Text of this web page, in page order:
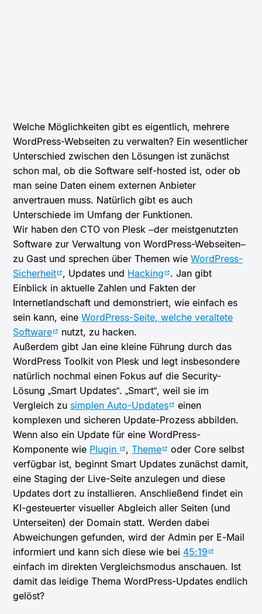
Welche Möglichkeiten gibt es eigentlich, mehrere
WordPress-Webseiten zu verwalten? Ein wesentlicher
Unterschied zwischen den Lösungen ist zunächst
schon mal, ob die Software self-hosted ist, oder ob
man seine Daten einem externen Anbieter
anvertrauen muss. Natürlich gibt es auch
Unterschiede im Umfang der Funktionen.
Wir haben den CTO von Plesk –der meistgenutzten
Software zur Verwaltung von WordPress-Webseiten–
zu Gast und sprechen über Themen wieWordPress-
Sicherheit , Updates und Hacking
. Jan gibt
Einblick in aktuelle Zahlen und Fakten der
Internetlandschaft und demonstriert, wie einfach es
sein kann, eineWordPress-Seite, welche veraltete
Software
nutzt, zu hacken.
Außerdem gibt Jan eine kleine Führung durch das
WordPress Toolkit von Plesk und legt insbesondere
natürlich nochmal einen Fokus auf die Security-
Lösung „Smart Updates“. „Smart“, weil sie im
Vergleich zu simplen Auto-Updates
einen
komplexen und sicheren Update-Prozess abbilden.
Wenn also ein Update für eine WordPress-
Komponente wie Plugin ,Theme
oder Core selbst
verfügbar ist, beginnt Smart Updates zunächst damit,
eine Staging der Live-Seite anzulegen und diese
Updates dort zu installieren. Anschließend findet ein
KI-gesteuerter visueller Abgleich aller Seiten (und
Unterseiten) der Domain statt. Werden dabei
Abweichungen gefunden, wird der Admin per E-Mail
informiert und kann sich diese wie bei 45:19
einfach im direkten Vergleichsmodus anschauen. Ist
damit das leidige Thema WordPress-Updates endlich
gelöst?